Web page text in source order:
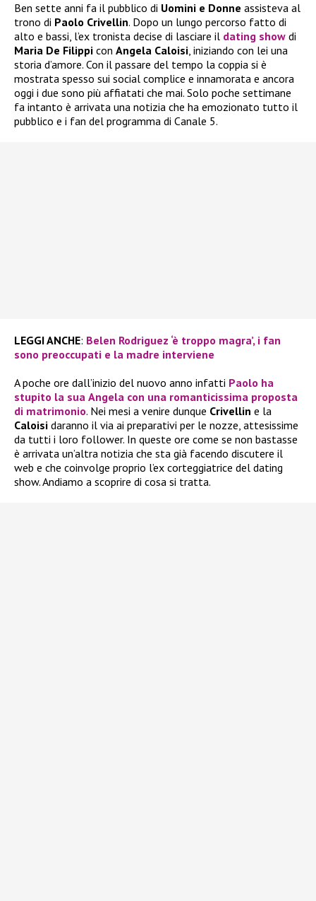
Ben sette anni fa il pubblico di Uomini e Donne assisteva al
trono di Paolo Crivellin. Dopo un lungo percorso fatto di
alto e bassi, l’ex tronista decise di lasciare il dating show di
Maria De Filippi con Angela Caloisi, iniziando con lei una
storia d’amore. Con il passare del tempo la coppia si è
mostrata spesso sui social complice e innamorata e ancora
oggi i due sono più affiatati che mai. Solo poche settimane
fa intanto è arrivata una notizia che ha emozionato tutto il
pubblico e i fan del programma di Canale 5.
LEGGI ANCHE: Belen Rodriguez ‘è troppo magra’, i fan
sono preoccupati e la madre interviene
A poche ore dall’inizio del nuovo anno infatti Paolo ha
stupito la sua Angela con una romanticissima proposta
di matrimonio. Nei mesi a venire dunque Crivellin e la
Caloisi daranno il via ai preparativi per le nozze, attesissime
da tutti i loro follower. In queste ore come se non bastasse
è arrivata un’altra notizia che sta già facendo discutere il
web e che coinvolge proprio l’ex corteggiatrice del dating
show. Andiamo a scoprire di cosa si tratta.